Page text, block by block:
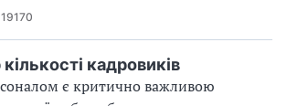
19170
кадровиків
є критично важливою